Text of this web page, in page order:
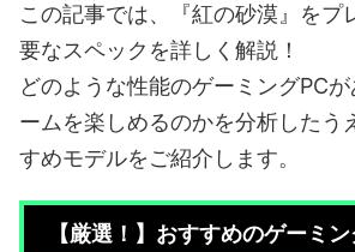
この記事では、『紅の砂漠』をプ
要なスペックを詳しく解説！
どのような性能のゲーミングPC
ームを楽しめるのかを分析したう
すめモデルをご紹介します。
【厳選！】おすすめのゲーミ